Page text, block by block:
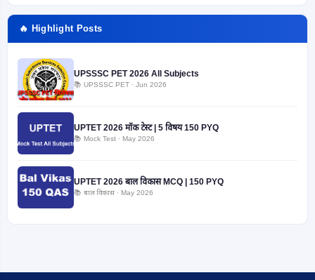
🔥 Highlight Posts
UPSSSC PET 2026 All Subjects
📚 UPSSSC PET · Jun 2026
UPTET 2026 मॉक टेस्ट | 5 विषय 150 PYQ
📚 Mock Test · May 2026
UPTET 2026 बाल विकास MCQ | 150 PYQ
📚 बाल विकास · May 2026